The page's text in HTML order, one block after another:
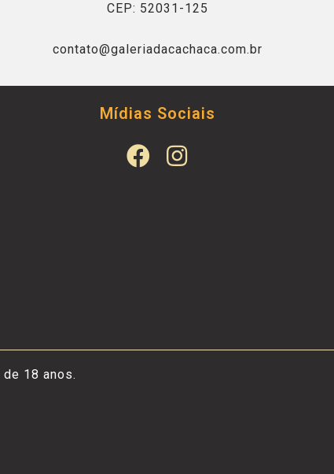
CEP: 52031-125
contato@galeriadacachaca.com.br
Mídias Sociais
18 anos.